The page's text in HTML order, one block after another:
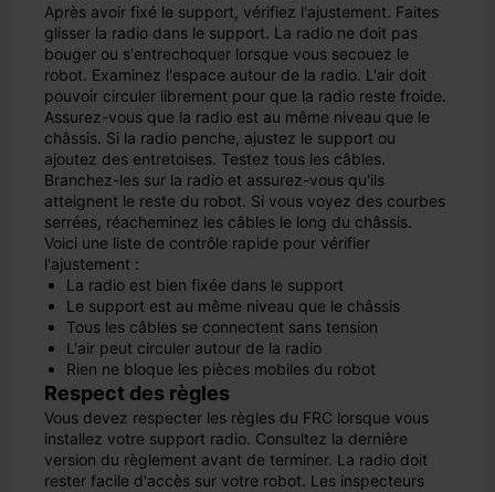
Après avoir fixé le support, vérifiez l'ajustement. Faites
glisser la radio dans le support. La radio ne doit pas
bouger ou s'entrechoquer lorsque vous secouez le
robot. Examinez l'espace autour de la radio. L'air doit
pouvoir circuler librement pour que la radio reste froide.
Assurez-vous que la radio est au même niveau que le
châssis. Si la radio penche, ajustez le support ou
ajoutez des entretoises. Testez tous les câbles.
Branchez-les sur la radio et assurez-vous qu'ils
atteignent le reste du robot. Si vous voyez des courbes
serrées, réacheminez les câbles le long du châssis.
Voici une liste de contrôle rapide pour vérifier
l'ajustement :
La radio est bien fixée dans le support
Le support est au même niveau que le châssis
Tous les câbles se connectent sans tension
L'air peut circuler autour de la radio
Rien ne bloque les pièces mobiles du robot
Respect des règles
Vous devez respecter les règles du FRC lorsque vous
installez votre support radio. Consultez la dernière
version du règlement avant de terminer. La radio doit
rester facile d'accès sur votre robot. Les inspecteurs